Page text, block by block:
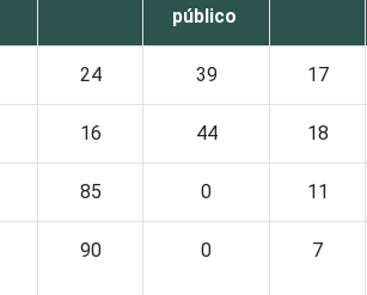
público
24 39 17
16 44 18
85 0 11
90 0 7